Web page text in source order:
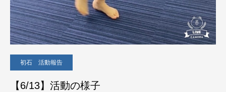
初石 活動報告
【6/13】活動の様子